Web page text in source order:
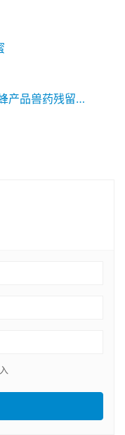
农业部公布2015年下半年畜禽及蜂产品兽药残留检测结果